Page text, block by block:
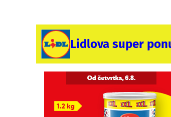
Lidlova super